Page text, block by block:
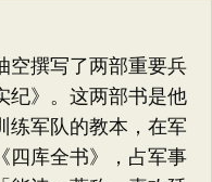
撰写了两部重要兵
纪》。这两部书是他
练军队的教本，在军
四库全书》，占军事